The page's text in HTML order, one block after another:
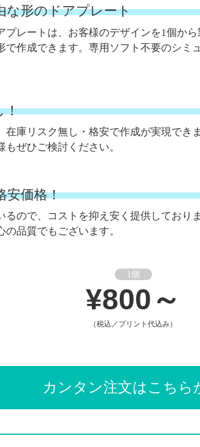
な形のドアプレート
プレートは、お客様のデザインを1個か
で作成できます。専用ソフト不要のシミ
！
在庫リスク無し・格安で作成が実現でき
ぜひご検討ください。
安価格！
るので、コストを抑え安く提供しており
品質でもございます。
1個
¥800～
（税込／プリント代込み）
カンタン注文はこちら